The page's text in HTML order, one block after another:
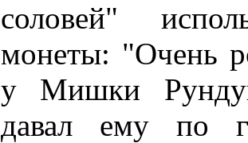
соловей"
монеты: "Очень
у Мишки
давал ему по